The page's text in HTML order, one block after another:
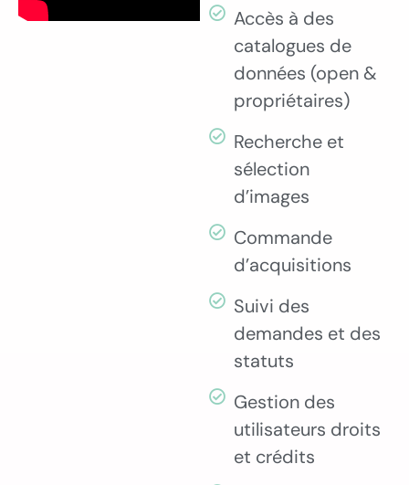
Accès à des
catalogues de
données (open &
propriétaires)
Recherche et
sélection
d’images
Commande
d’acquisitions
Suivi des
demandes et des
statuts
Gestion des
utilisateurs droits
et crédits